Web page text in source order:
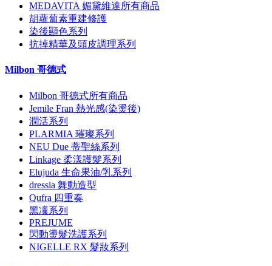
MEDAVITA 媚黛維達所有商品
胡蘿蔔素重建修護
染後顯色系列
抗掉精華及頭皮調理系列
Milbon 哥德式
Milbon 哥德式所有商品
Jemile Fran 熱光感(染燙後)
潤活系列
PLARMIA 璀璨系列
NEU Due 蒂聖絲系列
Linkage 柔漾護髮系列
Elujuda 生命果油/乳系列
dressia 舞動造型
Qufra 四重奏
黑凜系列
PREJUME
閃動燙髮洗護系列
NIGELLE RX 髮妝系列